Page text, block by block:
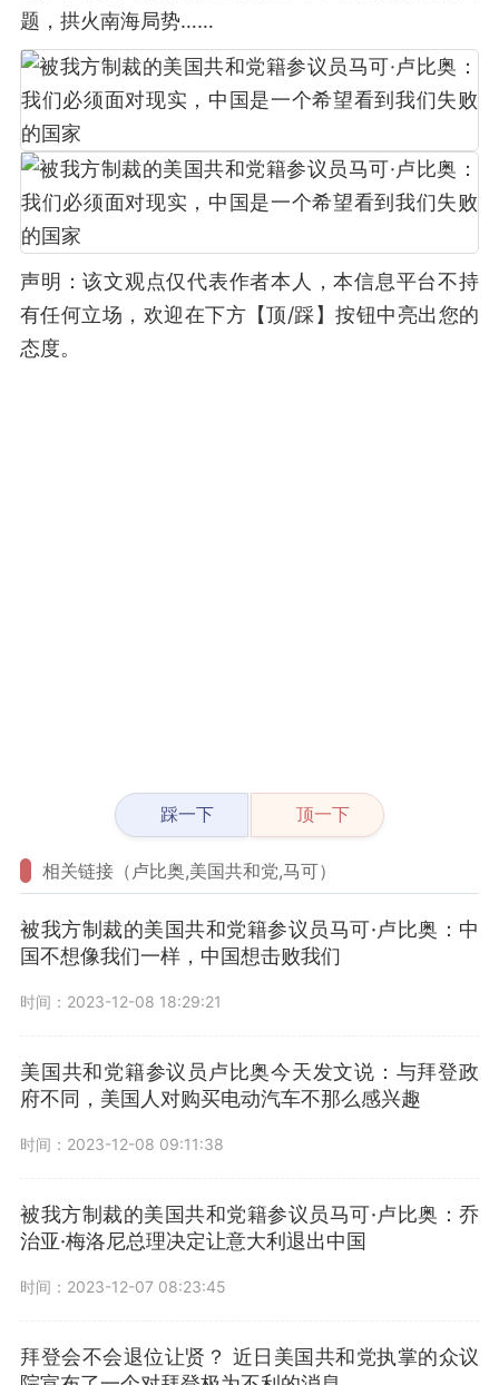
题，拱火南海局势……
声明：该文观点仅代表作者本人，本信息平台不持
有任何立场，欢迎在下方【顶/踩】按钮中亮出您的
态度。
踩一下 顶一下
相关链接（卢比奥,美国共和党,马可）
被我方制裁的美国共和党籍参议员马可·卢比奥：中
国不想像我们一样，中国想击败我们
时间：2023-12-08 18:29:21
美国共和党籍参议员卢比奥今天发文说：与拜登政
府不同，美国人对购买电动汽车不那么感兴趣
时间：2023-12-08 09:11:38
被我方制裁的美国共和党籍参议员马可·卢比奥：乔
治亚·梅洛尼总理决定让意大利退出中国
时间：2023-12-07 08:23:45
拜登会不会退位让贤？ 近日美国共和党执掌的众议